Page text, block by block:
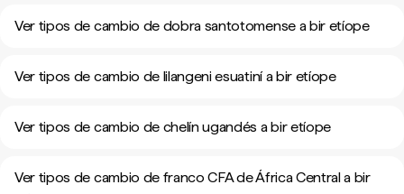
Ver tipos de cambio de dobra santotomense a bir etíope
Ver tipos de cambio de lilangeni esuatiní a bir etíope
Ver tipos de cambio de chelín ugandés a bir etíope
Ver tipos de cambio de franco CFA de África Central a bir